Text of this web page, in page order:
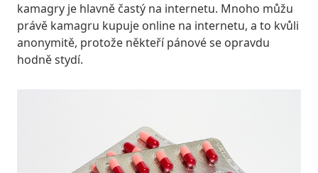
kamagry je hlavně častý na internetu. Mnoho můžu
právě kamagru kupuje online na internetu, a to kvůli
anonymitě, protože někteří pánové se opravdu
hodně stydí.